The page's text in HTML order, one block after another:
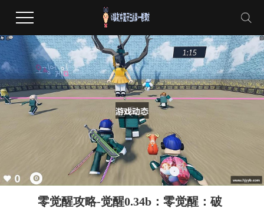
零觉醒攻略-觉醒0.34b：零觉醒：破